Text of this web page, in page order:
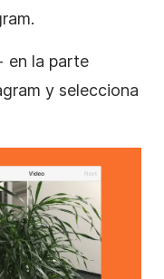
.
en la parte
y selecciona